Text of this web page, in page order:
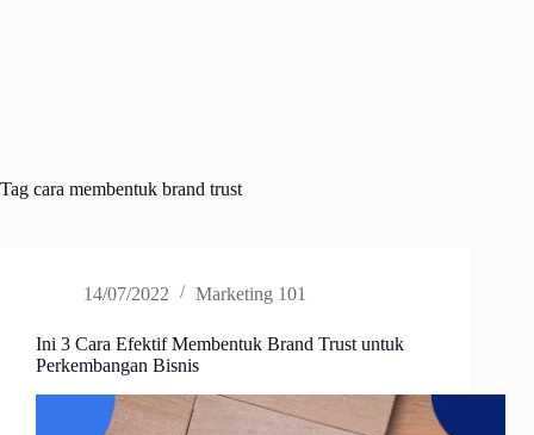
Tag cara membentuk brand trust
14/07/2022 Marketing 101
Ini 3 Cara Efektif Membentuk Brand Trust untuk
Perkembangan Bisnis